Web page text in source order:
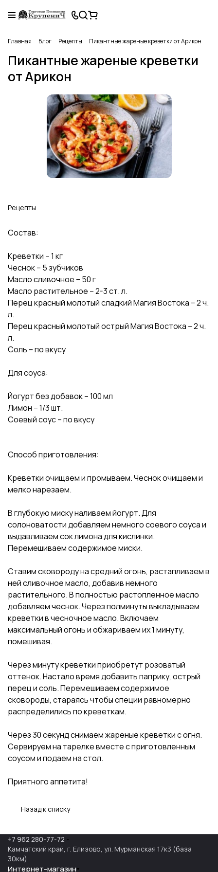
Главная Блог Рецепты Пикантные жареные креветки от Арикон
Пикантные жареные креветки
от Арикон
Рецепты
Состав:
Креветки – 1 кг
Чеснок – 5 зубчиков
Масло сливочное – 50 г
Масло растительное – 2-3 ст. л.
Перец красный молотый сладкий Магия Востока – 2 ч.
л.
Перец красный молотый острый Магия Востока – 2 ч.
л.
Соль – по вкусу
Для соуса:
Йогурт без добавок – 100 мл
Лимон – 1/3 шт.
Соевый соус – по вкусу
Способ приготовления:
Креветки очищаем и промываем. Чеснок очищаем и
мелко нарезаем.
В глубокую миску наливаем йогурт. Для
солоноватости добавляем немного соевого соуса и
выдавливаем сок лимона для кислинки.
Перемешиваем содержимое миски.
Ставим сковороду на средний огонь, растапливаем в
ней сливочное масло, добавив немного
растительного. В полностью растопленное масло
добавляем чеснок. Через полминуты выкладываем
креветки в чесночное масло. Включаем
максимальный огонь и обжариваем их 1 минуту,
помешивая.
Через минуту креветки приобретут розоватый
оттенок. Настало время добавить паприку, острый
перец и соль. Перемешиваем содержимое
сковороды, стараясь чтобы специи равномерно
распределились по креветкам.
Через 30 секунд снимаем жареные креветки с огня.
Сервируем на тарелке вместе с приготовленным
соусом и подаем на стол.
Приятного аппетита!
Назад к списку
+7 962 280-77-72
Камчатский край, г. Елизово, ул. Мурманская 17к3 (база
30км)
Интернет-магазин